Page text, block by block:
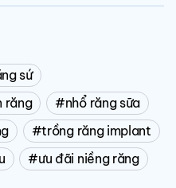
sứ
răng
nhổ răng sữa
trồng răng implant
ưu đãi niềng răng